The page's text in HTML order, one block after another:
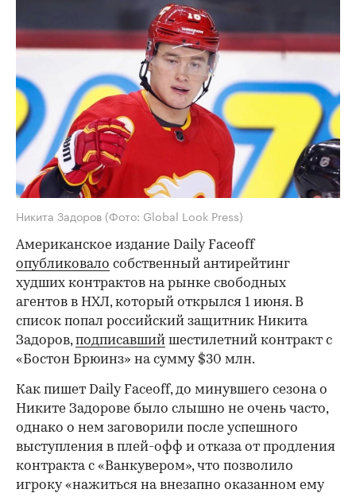
Никита Задоров (Фото: Global Look Press)
Американское издание Daily Faceoff
опубликовало собственный антирейтинг
худших контрактов на рынке свободных
агентов в НХЛ, который открылся 1 июня. В
список попал российский защитник Никита
Задоров,подписавший шестилетний контракт с
«Бостон Брюинз» на сумму $30 млн.
Как пишет Daily Faceoff, до минувшего сезона о
Никите Задорове было слышно не очень часто,
однако о нем заговорили после успешного
выступления в плей-офф и отказа от продления
контракта с «Ванкувером», что позволило
игроку «нажиться на внезапно оказанном ему